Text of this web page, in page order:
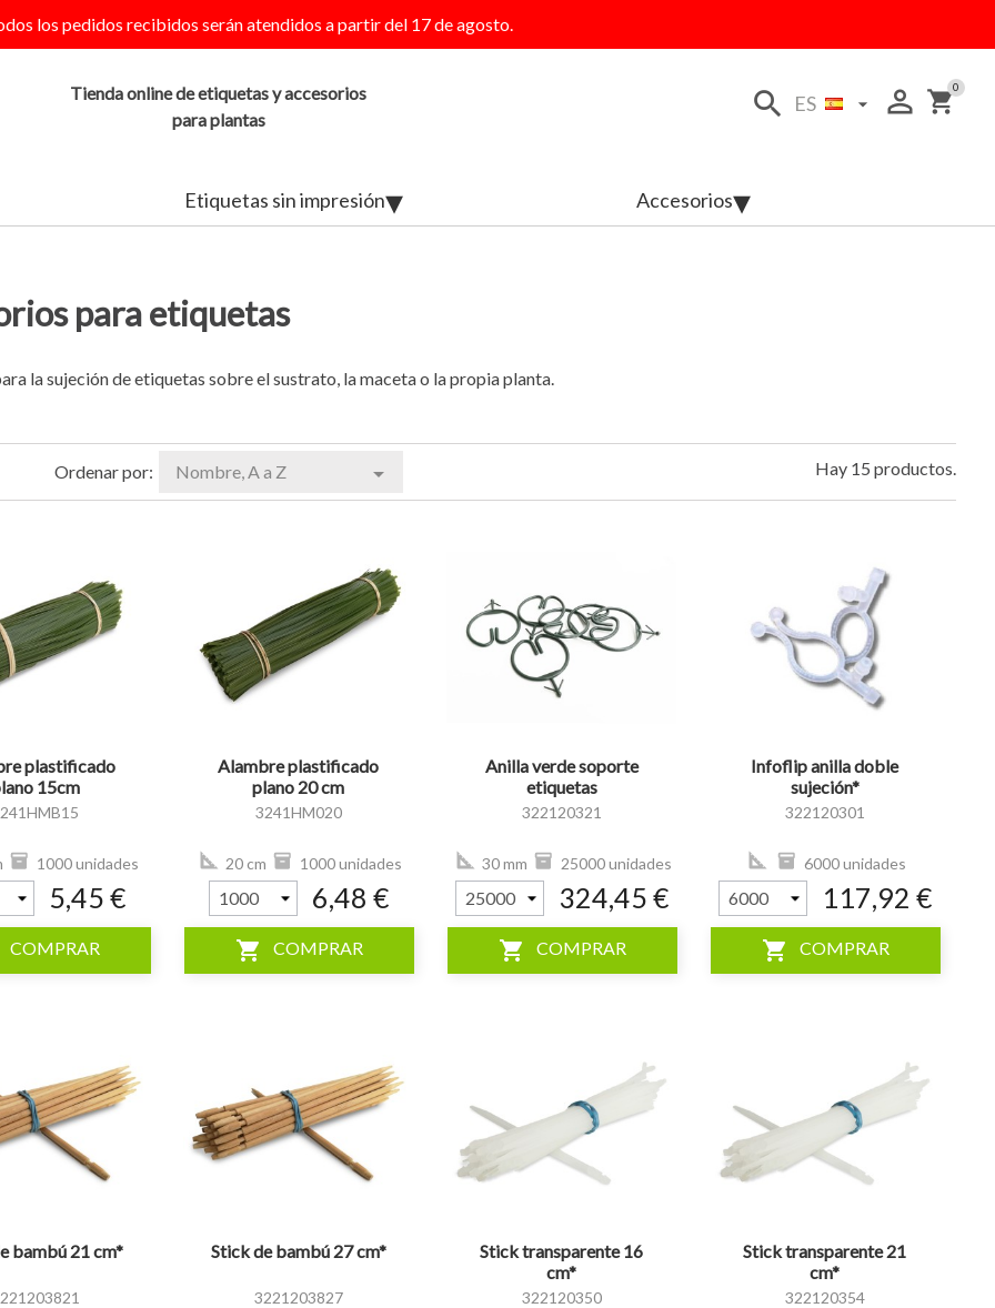
los pedidos recibidos serán atendidos a partir del 17 de agosto.
shopping_cart0
person_outline
ES 
Tienda online de etiquetas y accesorios
para plantas
search
Etiquetas sin impresión Accesorios
para etiquetas
la sujeción de etiquetas sobre el sustrato, la maceta o la propia planta.
Ordenar por: Nombre, A a Z  Hay 15 productos.
plastificado
15cm
1000 unidades
5,45 €
COMPRAR
Alambre plastificado
plano 20 cm
3241HM020
20 cm 1000 unidades
6,48 €
shopping_cart COMPRAR
Anilla verde soporte
etiquetas
322120321
30 mm 25000 unidades
324,45 €
shopping_cart COMPRAR
Infoflip anilla doble
sujeción*
322120301
6000 unidades
117,92 €
shopping_cart COMPRAR
bambú 21 cm*
Stick de bambú 27 cm*
3221203827
Stick transparente 16
cm*
322120350
Stick transparente 21
cm*
322120354